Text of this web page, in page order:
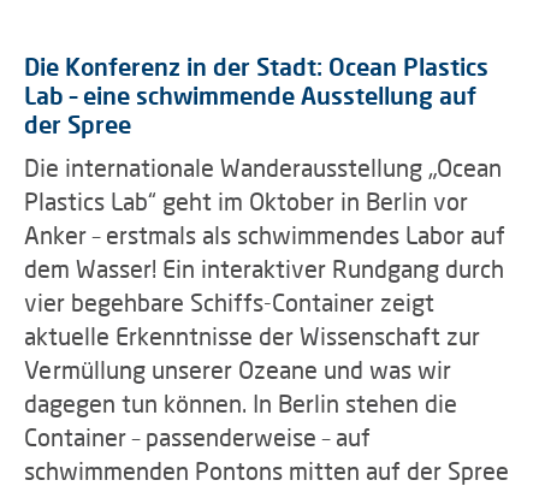
Die Konferenz in der Stadt: Ocean Plastics
Lab – eine schwimmende Ausstellung auf
der Spree
Die internationale Wanderausstellung „Ocean
Plastics Lab“ geht im Oktober in Berlin vor
Anker – erstmals als schwimmendes Labor auf
dem Wasser! Ein interaktiver Rundgang durch
vier begehbare Schiffs-Container zeigt
aktuelle Erkenntnisse der Wissenschaft zur
Vermüllung unserer Ozeane und was wir
dagegen tun können. In Berlin stehen die
Container – passenderweise – auf
schwimmenden Pontons mitten auf der Spree